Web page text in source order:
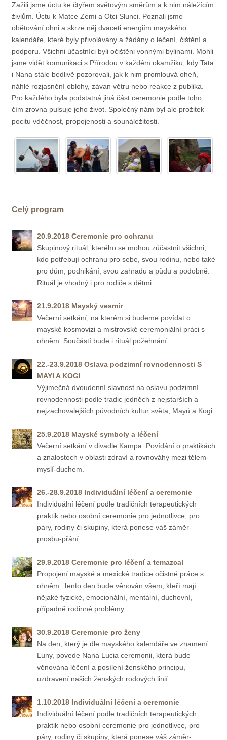
Zažili jsme úctu ke čtyřem světovým směrům a k nim náležícím
živlům. Úctu k Matce Zemi a Otci Slunci. Poznali jsme
obětování ohni a skrze něj dvaceti energiím mayského
kalendáře, které byly přivolávány a žádány o léčení, čištění a
podporu. Všichni účastníci byli očištěni vonnými bylinami. Mohli
jsme vidět komunikaci s Přírodou v každém okamžiku, kdy Tata
i Nana stále bedlivě pozorovali, jak k nim promlouvá oheň,
náhlé rozjasnění oblohy, závan větru nebo reakce z publika.
Pro každého byla podstatná jiná část ceremonie podle toho,
čím zrovna pulsuje jeho život. Společný nám byl ale prožitek
pocitu vděčnost, propojenosti a sounáležitosti.
Celý program
20.9.2018 Ceremonie pro ochranu
Skupinový rituál, kterého se mohou zúčastnit všichni,
kdo potřebují ochranu pro sebe, svou rodinu, nebo také
pro dům, podnikání, svou zahradu a půdu a podobně.
Rituál je vhodný i pro rodiče s dětmi.
21.9.2018 Mayský vesmír
Večerní setkání, na kterém si budeme povídat o
mayské kosmovizi a mistrovské ceremoniální práci s
ohněm. Součástí bude i rituál požehnání.
22.-23.9.2018 Oslava podzimní rovnodennosti S
MAYI A KOGI
Výjimečná dvoudenní slavnost na oslavu podzimní
rovnodennosti podle tradic jedněch z nejstarších a
nejzachovalejších původních kultur světa, Mayů a Kogi.
25.9.2018 Mayské symboly a léčení
Večerní setkání v divadle Kampa. Povídání o praktikách
a znalostech v oblasti zdraví a rovnováhy mezi tělem-
myslí-duchem.
26.-28.9.2018 Individuální léčení a ceremonie
Individuální léčení podle tradičních terapeutických
praktik nebo osobní ceremonie pro jednotlivce, pro
páry, rodiny či skupiny, která ponese váš záměr-
prosbu-přání.
29.9.2018 Ceremonie pro léčení a temazcal
Propojení mayské a mexické tradice očistné práce s
ohněm. Tento den bude věnován všem, kteří mají
nějaké fyzické, emocionální, mentální, duchovní,
případně rodinné problémy.
30.9.2018 Ceremonie pro ženy
Na den, který je dle mayského kalendáře ve znamení
Luny, povede Nana Lucia ceremonii, která bude
věnována léčení a posílení ženského principu,
uzdravení našich ženských rodových linií.
1.10.2018 Individuální léčení a ceremonie
Individuální léčení podle tradičních terapeutických
praktik nebo osobní ceremonie pro jednotlivce, pro
páry, rodiny či skupiny, která ponese váš záměr-